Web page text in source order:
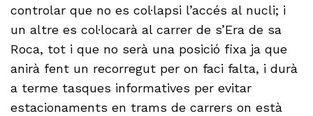
controlar que no es col·lapsi l’accés al nucli; i
un altre es col·locarà al carrer de s’Era de sa
Roca, tot i que no serà una posició fixa ja que
anirà fent un recorregut per on faci falta, i durà
a terme tasques informatives per evitar
estacionaments en trams de carrers on està